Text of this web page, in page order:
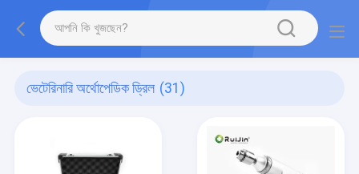
ভেটেরিনারি অর্থোপেডিক ড্রিল (31)